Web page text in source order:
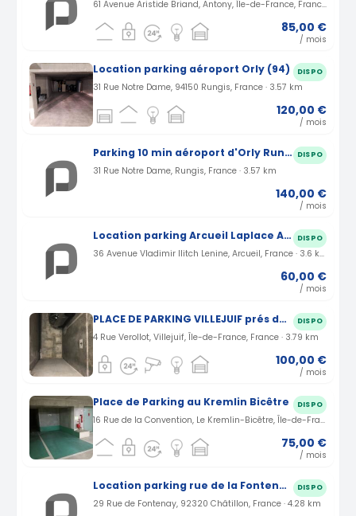
61 Avenue Aristide Briand, Antony, Île-de-France, France · 3.3 km
85,00 €
/ mois
Location parking aéroport Orly (94) DISPO
31 Rue Notre Dame, 94150 Rungis, France · 3.57 km
120,00 €
/ mois
Parking 10 min aéroport d'Orly Rungis rue Notre Dame (94) DISPO
31 Rue Notre Dame, Rungis, France · 3.57 km
140,00 €
/ mois
Location parking Arcueil Laplace Avenue Vladimir Ilitch Lenine (94) DISPO
36 Avenue Vladimir Ilitch Lenine, Arcueil, France · 3.6 km
60,00 €
/ mois
PLACE DE PARKING VILLEJUIF prés de porte d’Italie DISPO
4 Rue Verollot, Villejuif, Île-de-France, France · 3.79 km
100,00 €
/ mois
Place de Parking au Kremlin Bicêtre DISPO
16 Rue de la Convention, Le Kremlin-Bicêtre, Île-de-France, France · 4.1 km
75,00 €
/ mois
Location parking rue de la Fontenay à Châtillon (92) DISPO
29 Rue de Fontenay, 92320 Châtillon, France · 4.28 km